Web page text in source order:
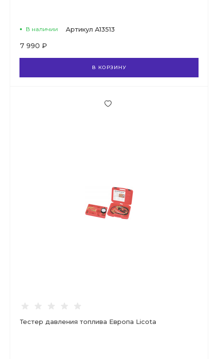
В наличии Артикул A13513
7 990 ₽
В КОРЗИНУ
Тестер давления топлива Европа Licota